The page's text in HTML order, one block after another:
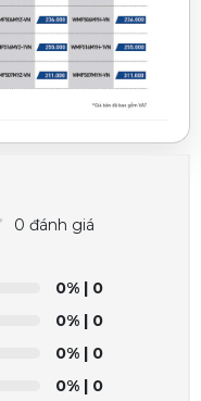
0 đánh giá
0% | 0
0% | 0
0% | 0
0% | 0